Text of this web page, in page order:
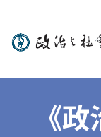
政治與
《